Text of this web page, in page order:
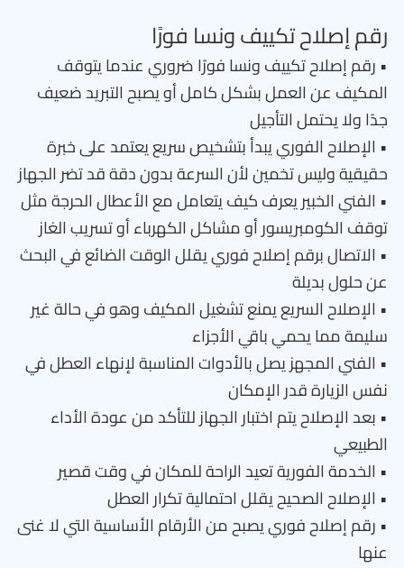
رقم إصلاح تكييف ونسا فورًا
• رقم إصلاح تكييف ونسا فورًا ضروري عندما يتوقف
المكيف عن العمل بشكل كامل أو يصبح التبريد ضعيف
جدًا ولا يحتمل التأجيل
• الإصلاح الفوري يبدأ بتشخيص سريع يعتمد على خبرة
حقيقية وليس تخمين لأن السرعة بدون دقة قد تضر الجهاز
• الفني الخبير يعرف كيف يتعامل مع الأعطال الحرجة مثل
توقف الكومبريسور أو مشاكل الكهرباء أو تسريب الغاز
• الاتصال برقم إصلاح فوري يقلل الوقت الضائع في البحث
عن حلول بديلة
• الإصلاح السريع يمنع تشغيل المكيف وهو في حالة غير
سليمة مما يحمي باقي الأجزاء
• الفني المجهز يصل بالأدوات المناسبة لإنهاء العطل في
نفس الزيارة قدر الإمكان
• بعد الإصلاح يتم اختبار الجهاز للتأكد من عودة الأداء
الطبيعي
• الخدمة الفورية تعيد الراحة للمكان في وقت قصير
• الإصلاح الصحيح يقلل احتمالية تكرار العطل
• رقم إصلاح فوري يصبح من الأرقام الأساسية التي لا غنى
عنها